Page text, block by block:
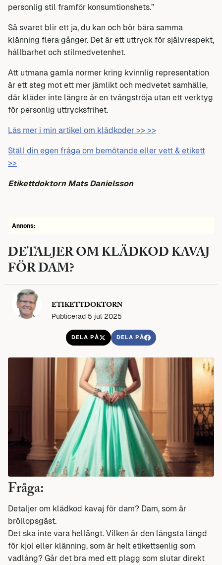
personlig stil framför konsumtionshets.”
Så svaret blir ett ja, du kan och bör bära samma
klänning flera gånger. Det är ett uttryck för självrespekt,
hållbarhet och stilmedvetenhet.
Att utmana gamla normer kring kvinnlig representation
är ett steg mot ett mer jämlikt och medvetet samhälle,
där kläder inte längre är en tvångströja utan ett verktyg
för personlig uttrycksfrihet.
Läs mer i min artikel om klädkoder >> >>
Ställ din egen fråga om bemötande eller vett & etikett
>>
Etikettdoktorn Mats Danielsson
Annons:
DETALJER OM KLÄDKOD KAVAJ
FÖR DAM?
ETIKETTDOKTORN
Publicerad 5 jul 2025
DELA PÅ DELA PÅ
Fråga:
Detaljer om klädkod kavaj för dam? Dam, som är
bröllopsgäst.
Det ska inte vara hellångt. Vilken är den längsta längd
för kjol eller klänning, som är helt etikettsenlig som
vadlång? Går det bra med ett plagg som slutar direkt